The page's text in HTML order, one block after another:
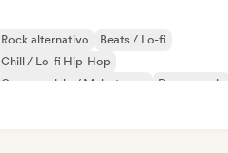
Rock alternativo
Beats / Lo-fi
Chill / Lo-fi Hip-Hop
Commerciale / Mainstream
Dance music